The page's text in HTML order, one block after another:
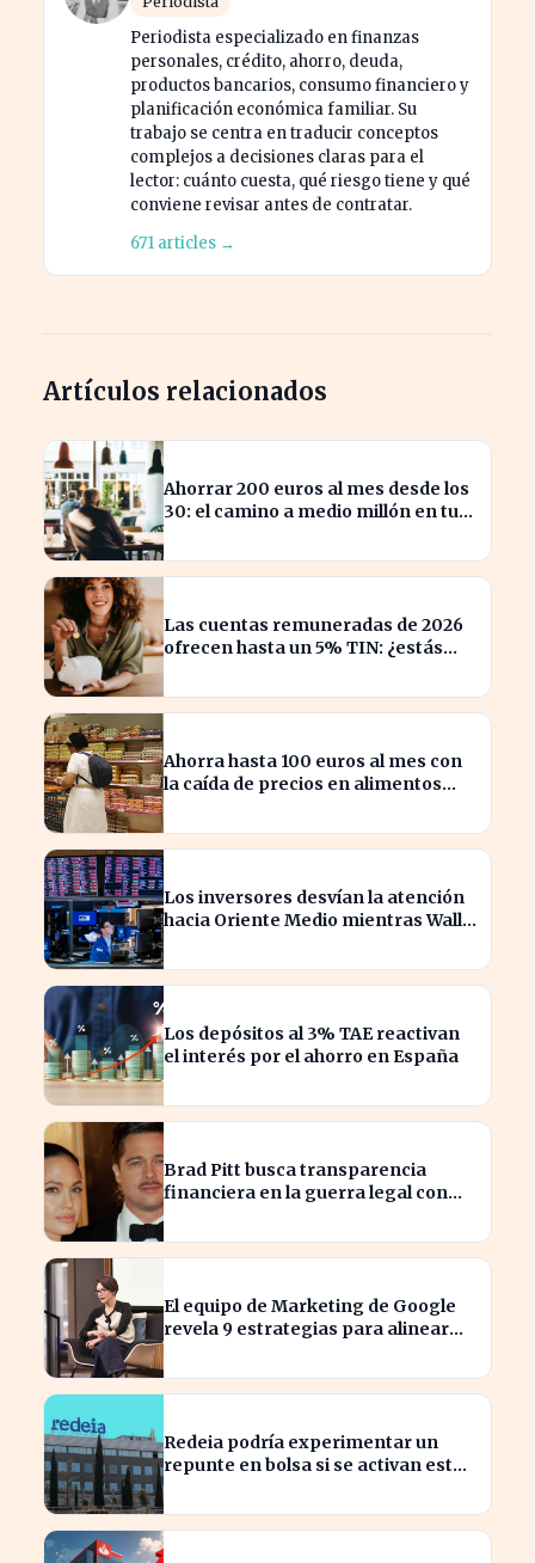
Periodista especializado en finanzas
personales, crédito, ahorro, deuda,
productos bancarios, consumo financiero y
planificación económica familiar. Su
trabajo se centra en traducir conceptos
complejos a decisiones claras para el
lector: cuánto cuesta, qué riesgo tiene y qué
conviene revisar antes de contratar.
671 articles →
Artículos relacionados
Ahorrar 200 euros al mes desde los
30: el camino a medio millón en tu
Las cuentas remuneradas de 2026
ofrecen hasta un 5% TIN: ¿estás
Ahorra hasta 100 euros al mes con
la caída de precios en alimentos
Los inversores desvían la atención
hacia Oriente Medio mientras Wall
Los depósitos al 3% TAE reactivan
el interés por el ahorro en España
Brad Pitt busca transparencia
financiera en la guerra legal con
El equipo de Marketing de Google
revela 9 estrategias para alinear
Redeia podría experimentar un
repunte en bolsa si se activan estos